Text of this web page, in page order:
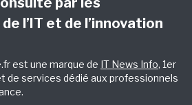
l’IT et de l’innovation
est une marque de IT News Info, 1er
de services dédié aux professionnels